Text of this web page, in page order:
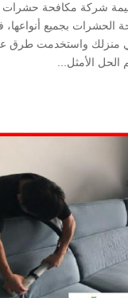
شركة مكافحة
الحشرات بجميع أنواعها،
منزلك واستخدمت طرق
الحل الأمثل...